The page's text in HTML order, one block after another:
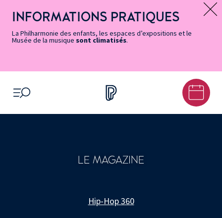
page
Accessibilité
accès
rapides
principal
contenu
principal
page
Message d’information
INFORMATIONS PRATIQUES
La Philharmonie des enfants, les espaces d’expositions et le
Musée de la musique sont climatisés.
OUVRIR LE MENU
LE MAGAZINE
Hip-Hop 360